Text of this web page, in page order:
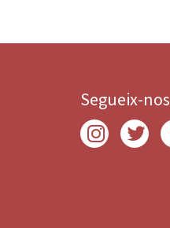
Segueix-nos